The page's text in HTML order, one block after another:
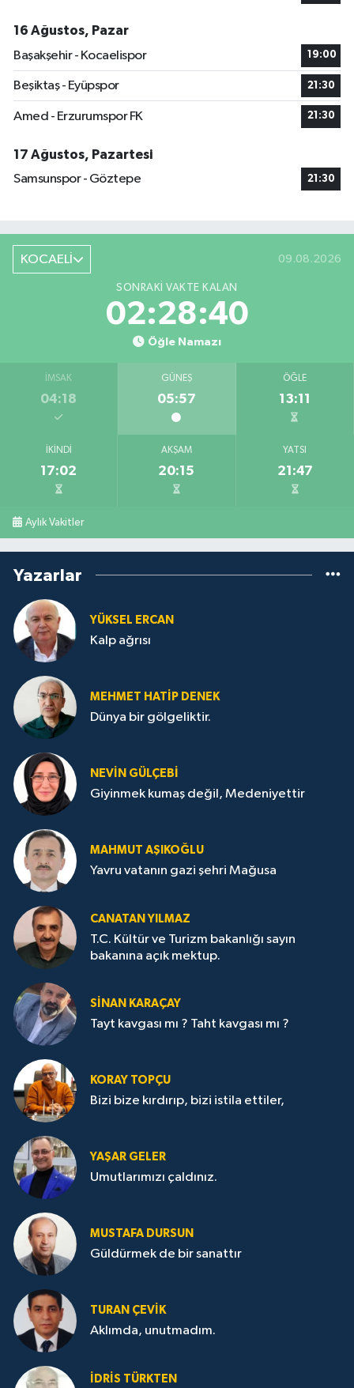
16 Ağustos, Pazar
Başakşehir - Kocaelispor
19:00
Beşiktaş - Eyüpspor 21:30
Amed - Erzurumspor FK 21:30
17 Ağustos, Pazartesi
Samsunspor - Göztepe
21:30
KOCAELİ 09.08.2026
SONRAKI VAKTE KALAN
02:28:39
Öğle Namazı
İMSAK
04:18
GÜNEŞ
05:57
ÖĞLE
13:11
İKINDI
17:02
AKŞAM
20:15
YATSI
21:47
Aylık Vakitler
Yazarlar
YÜKSEL ERCAN
Kalp ağrısı
MEHMET HATİP DENEK
Dünya bir gölgeliktir.
NEVİN GÜLÇEBİ
Giyinmek kumaş değil, Medeniyettir
MAHMUT AŞIKOĞLU
Yavru vatanın gazi şehri Mağusa
CANATAN YILMAZ
T.C. Kültür ve Turizm bakanlığı sayın
bakanına açık mektup.
SİNAN KARAÇAY
Tayt kavgası mı ? Taht kavgası mı ?
KORAY TOPÇU
Bizi bize kırdırıp, bizi istila ettiler,
YAŞAR GELER
Umutlarımızı çaldınız.
MUSTAFA DURSUN
Güldürmek de bir sanattır
TURAN ÇEVİK
Aklımda, unutmadım.
İDRİS TÜRKTEN